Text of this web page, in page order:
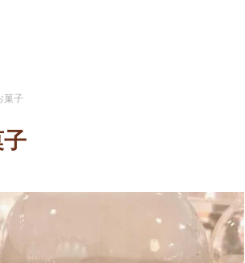
菓子